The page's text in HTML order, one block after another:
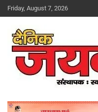
Skip
to
Friday, August 7, 2026
Dainik Jayant